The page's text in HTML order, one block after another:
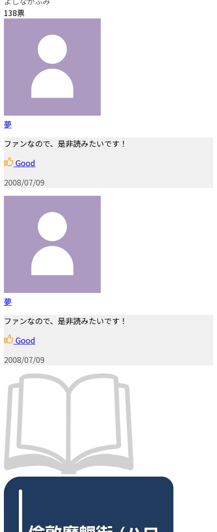
138票
夢
ファンなので、是非読みたいです！
Good
2008/07/09
夢
ファンなので、是非読みたいです！
Good
2008/07/09